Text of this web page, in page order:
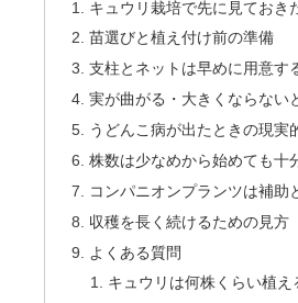
キュウリ栽培で先に見ておき
苗選びと植え付け前の準備
支柱とネットは早めに用意す
実が曲がる・大きくならない
うどんこ病が出たときの現実
株数は少なめから始めても十
コンパニオンプランツは補助
収穫を長く続けるための見方
よくある質問
キュウリは何株くらい植え